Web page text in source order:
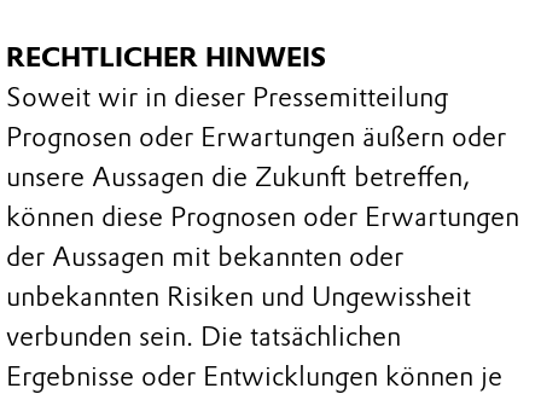
RECHTLICHER HINWEIS
Soweit wir in dieser Pressemitteilung
Prognosen oder Erwartungen äußern oder
unsere Aussagen die Zukunft betreffen,
können diese Prognosen oder Erwartungen
der Aussagen mit bekannten oder
unbekannten Risiken und Ungewissheit
verbunden sein. Die tatsächlichen
Ergebnisse oder Entwicklungen können je